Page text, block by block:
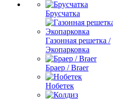
Брусчатка
Газонная решетка /
Экопарковка
Браер / Braer
Нобетек